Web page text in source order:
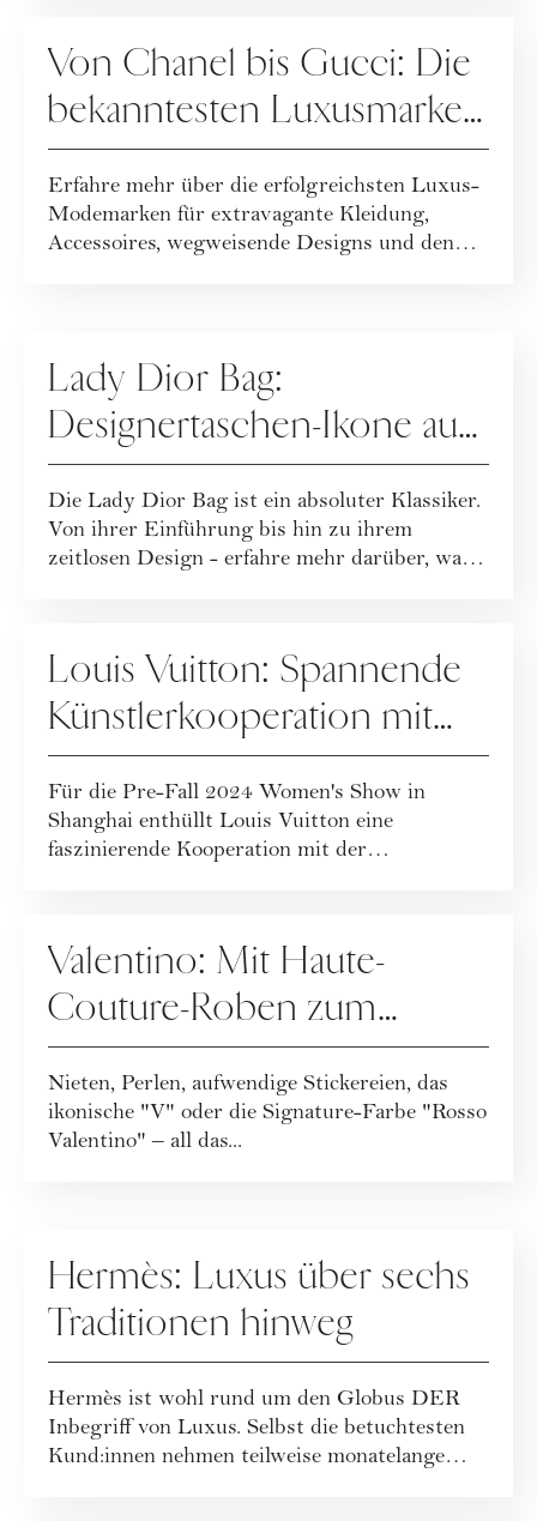
Von Chanel bis Gucci: Die
bekanntesten Luxusmarken
[Überblick]
Erfahre mehr über die erfolgreichsten Luxus-
Modemarken für extravagante Kleidung,
Accessoires, wegweisende Designs und den
Lady Dior Bag:
Designertaschen-Ikone aus
dem Haus Christian Dior
Die Lady Dior Bag ist ein absoluter Klassiker.
Von ihrer Einführung bis hin zu ihrem
zeitlosen Design - erfahre mehr darüber, was
Louis Vuitton: Spannende
Künstlerkooperation mit
Sun Yitian
Für die Pre-Fall 2024 Women's Show in
Shanghai enthüllt Louis Vuitton eine
faszinierende Kooperation mit der
Valentino: Mit Haute-
Couture-Roben zum
Welterfolg
Nieten, Perlen, aufwendige Stickereien, das
ikonische "V" oder die Signature-Farbe "Rosso
Valentino" – all das...
Hermès: Luxus über sechs
Traditionen hinweg
Hermès ist wohl rund um den Globus DER
Inbegriff von Luxus. Selbst die betuchtesten
Kund:innen nehmen teilweise monatelange